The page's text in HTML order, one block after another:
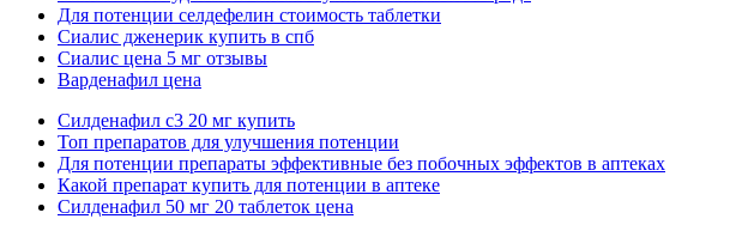
Для потенции селдефелин стоимость таблетки
Сиалис дженерик купить в спб
Сиалис цена 5 мг отзывы
Варденафил цена
Силденафил с3 20 мг купить
Топ препаратов для улучшения потенции
Для потенции препараты эффективные без побочных эффектов в аптеках
Какой препарат купить для потенции в аптеке
Силденафил 50 мг 20 таблеток цена